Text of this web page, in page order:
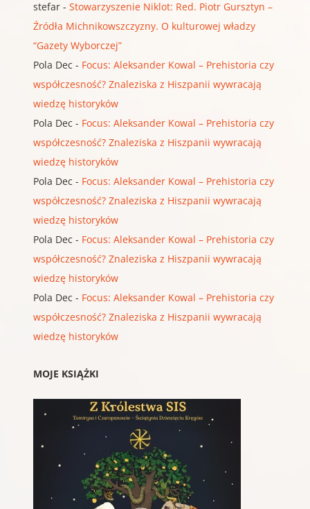
stefar- Stowarzyszenie Niklot: Red. Piotr Gursztyn –
Źródła Michnikowszczyzny. O kulturowej władzy
“Gazety Wyborczej”
Pola Dec - Focus: Aleksander Kowal – Prehistoria czy
współczesność? Znaleziska z Hiszpanii wywracają
wiedzę historyków
Pola Dec - Focus: Aleksander Kowal – Prehistoria czy
współczesność? Znaleziska z Hiszpanii wywracają
wiedzę historyków
Pola Dec - Focus: Aleksander Kowal – Prehistoria czy
współczesność? Znaleziska z Hiszpanii wywracają
wiedzę historyków
Pola Dec - Focus: Aleksander Kowal – Prehistoria czy
współczesność? Znaleziska z Hiszpanii wywracają
wiedzę historyków
Pola Dec - Focus: Aleksander Kowal – Prehistoria czy
współczesność? Znaleziska z Hiszpanii wywracają
wiedzę historyków
MOJE KSIĄŻKI